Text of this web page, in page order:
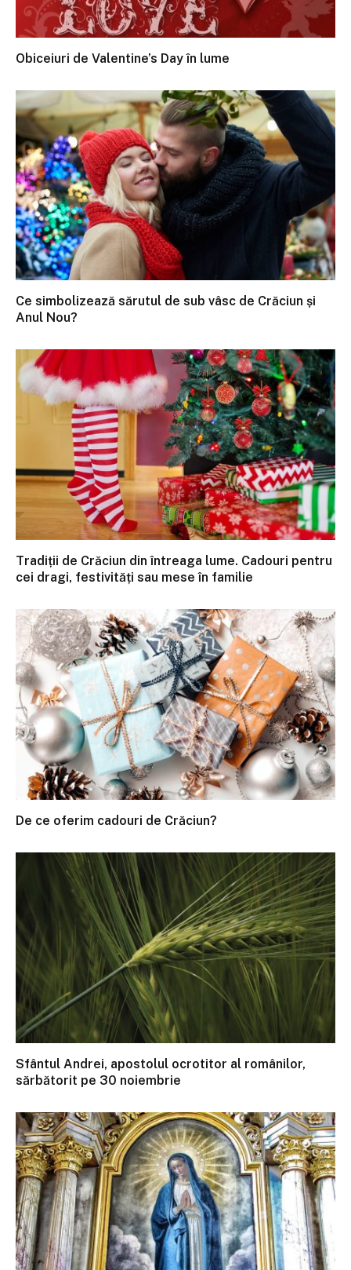
Obiceiuri de Valentine’s Day în lume
Ce simbolizează sărutul de sub vâsc de Crăciun și
Anul Nou?
Tradiții de Crăciun din întreaga lume. Cadouri pentru
cei dragi, festivități sau mese în familie
De ce oferim cadouri de Crăciun?
Sfântul Andrei, apostolul ocrotitor al românilor,
sărbătorit pe 30 noiembrie